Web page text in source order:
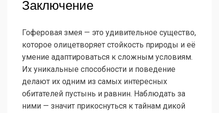
Заключение
Гоферовая змея — это удивительное существо,
которое олицетворяет стойкость природы и её
умение адаптироваться к сложным условиям.
Их уникальные способности и поведение
делают их одним из самых интересных
обитателей пустынь и равнин. Наблюдать за
ними — значит прикоснуться к тайнам дикой